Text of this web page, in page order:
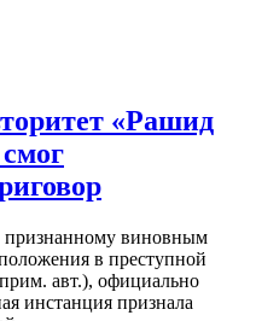
«Рашид
признанному виновным
в преступной
авт.), официально
инстанция признала